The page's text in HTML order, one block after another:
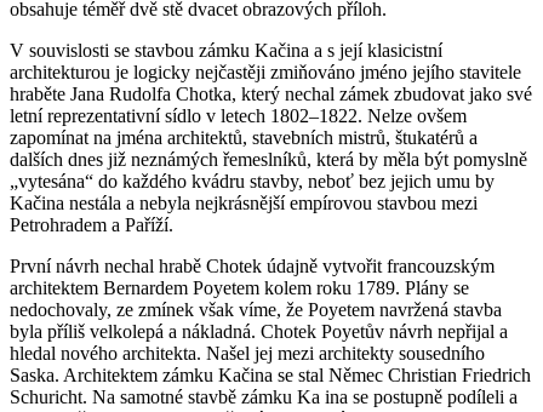
obsahuje téměř dvě stě dvacet obrazových příloh.
V souvislosti se stavbou zámku Kačina a s její klasicistní
architekturou je logicky nejčastěji zmiňováno jméno jejího stavitele
hraběte Jana Rudolfa Chotka, který nechal zámek zbudovat jako své
letní reprezentativní sídlo v letech 1802–1822. Nelze ovšem
zapomínat na jména architektů, stavebních mistrů, štukatérů a
dalších dnes již neznámých řemeslníků, která by měla být pomyslně
„vytesána“ do každého kvádru stavby, neboť bez jejich umu by
Kačina nestála a nebyla nejkrásnější empírovou stavbou mezi
Petrohradem a Paříží.
První návrh nechal hrabě Chotek údajně vytvořit francouzským
architektem Bernardem Poyetem kolem roku 1789. Plány se
nedochovaly, ze zmínek však víme, že Poyetem navržená stavba
byla příliš velkolepá a nákladná. Chotek Poyetův návrh nepřijal a
hledal nového architekta. Našel jej mezi architekty sousedního
Saska. Architektem zámku Kačina se stal Němec Christian Friedrich
Schuricht. Na samotné stavbě zámku Ka ina se postupně podíleli a